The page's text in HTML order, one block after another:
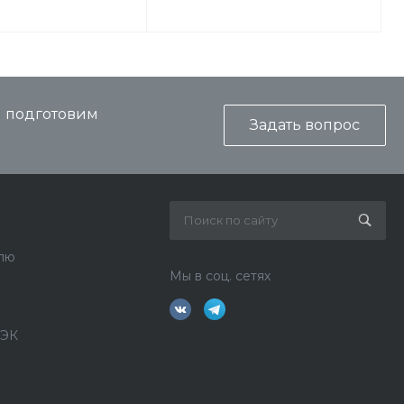
подготовим
Задать вопрос
Мы в соц. сетях